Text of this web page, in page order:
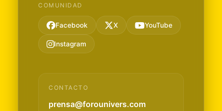
COMUNIDAD
Facebook X YouTube
Instagram
CONTACTO
prensa@forounivers.com